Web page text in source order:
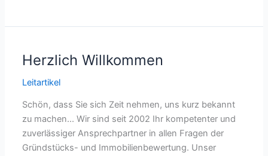
Herzlich Willkommen
Leitartikel
Schön, dass Sie sich Zeit nehmen, uns kurz bekannt
zu machen... Wir sind seit 2002 Ihr kompetenter und
zuverlässiger Ansprechpartner in allen Fragen der
Gründstücks- und Immobilienbewertung. Unser